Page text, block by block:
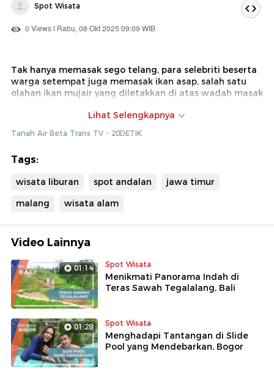
Spot Wisata
0 Views | Rabu, 08 Okt 2025 09:09 WIB
Tak hanya memasak sego telang, para selebriti beserta
warga setempat juga memasak ikan asap, salah satu
olahan ikan mujair yang diletakkan di atas wadah masak
Lihat Selengkapnya
Tanah Air Beta Trans TV - 20DETIK
Tags:
wisata liburan spot andalan
jawa timur
malang
wisata alam
Video Lainnya
01:14 Spot Wisata
Menikmati Panorama Indah di
Teras Sawah Tegalalang, Bali
01:28 Spot Wisata
Menghadapi Tantangan di Slide
Pool yang Mendebarkan, Bogor